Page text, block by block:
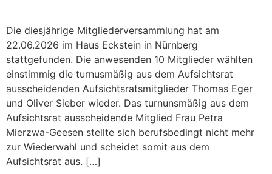
Die diesjährige Mitgliederversammlung hat am
22.06.2026 im Haus Eckstein in Nürnberg
stattgefunden. Die anwesenden 10 Mitglieder wählten
einstimmig die turnusmäßig aus dem Aufsichtsrat
ausscheidenden Aufsichtsratsmitglieder Thomas Eger
und Oliver Sieber wieder. Das turnunsmäßig aus dem
Aufsichtsrat ausscheidende Mitglied Frau Petra
Mierzwa-Geesen stellte sich berufsbedingt nicht mehr
zur Wiederwahl und scheidet somit aus dem
Aufsichtsrat aus. […]